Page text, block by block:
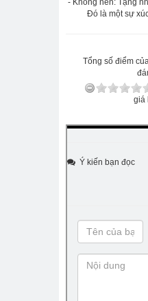
- Không nên: Tặng
Đó là một sự
Tổng số điểm
giá